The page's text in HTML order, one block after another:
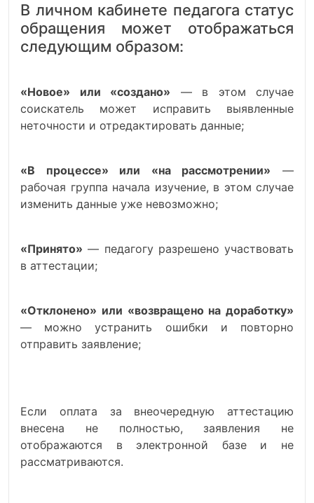
В личном кабинете педагога статус
обращения может отображаться
следующим образом:
«Новое» или «создано» — в этом случае
соискатель может исправить выявленные
неточности и отредактировать данные;
«В процессе» или «на рассмотрении» —
рабочая группа начала изучение, в этом случае
изменить данные уже невозможно;
«Принято» — педагогу разрешено участвовать
в аттестации;
«Отклонено» или «возвращено на доработку»
— можно устранить ошибки и повторно
отправить заявление;
Если оплата за внеочередную аттестацию
внесена не полностью, заявления не
отображаются в электронной базе и не
рассматриваются.